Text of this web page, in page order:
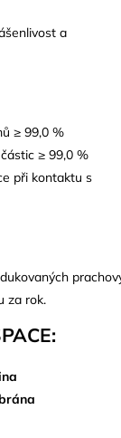
a
≥ 99,0 %
≥ 99,0 %
při kontaktu s
za rok.